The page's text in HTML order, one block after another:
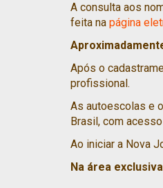
A consulta aos
feita na página
Após o
profissional.
As autoescolas e
Brasil, com
Ao iniciar a Nova
Na área